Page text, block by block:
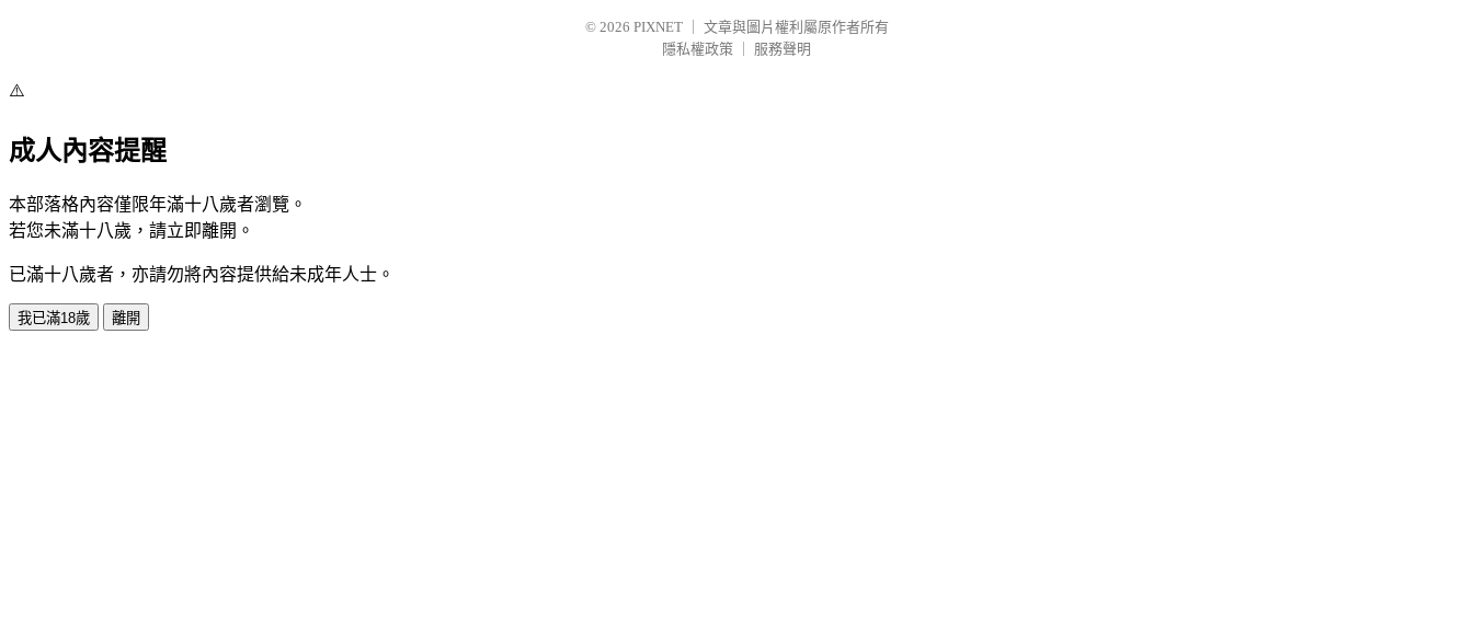
© 2026 PIXNET
文章與圖片權利屬原作者所有
隱私權政策
服務聲明
⚠️
成人內容提醒
本部落格內容僅限年滿十八歲者瀏覽。
若您未滿十八歲，請立即離開。
已滿十八歲者，亦請勿將內容提供給未成年人士。
我已滿18歲 離開